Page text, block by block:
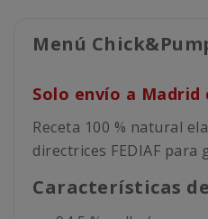
Menú
Solo envío a
Receta 100 % natural
directrices FEDIAF
Características